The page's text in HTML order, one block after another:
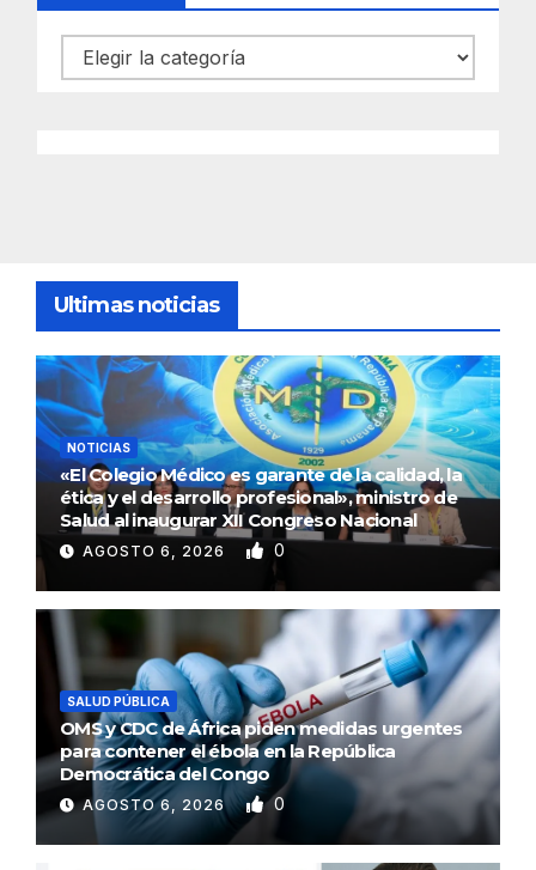
Categorías
Ultimas noticias
NOTICIAS
«El Colegio Médico es garante de la calidad, la
ética y el desarrollo profesional», ministro de
Salud al inaugurar XII Congreso Nacional
AGOSTO 6, 2026 0
SALUD PÚBLICA
OMS y CDC de África piden medidas urgentes
para contener el ébola en la República
Democrática del Congo
AGOSTO 6, 2026 0